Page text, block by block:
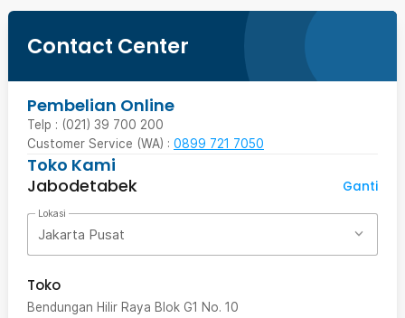
Contact Center
Pembelian Online
Telp : (021) 39 700 200
Customer Service (WA) : 0899 721 7050
Toko Kami
Jabodetabek
Ganti
Lokasi
Jakarta Pusat
Toko
Bendungan Hilir Raya Blok G1 No. 10